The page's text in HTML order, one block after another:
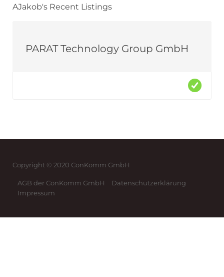
AJakob's Recent Listings
PARAT Technology Group GmbH
Copyright © 2020 ConKomm GmbH
AGB der ConKomm GmbH
Datenschutzerklärung
Impressum